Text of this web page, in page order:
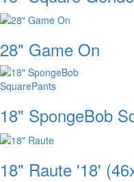
28" Game On
18" SpongeBob
18" Raute '18'